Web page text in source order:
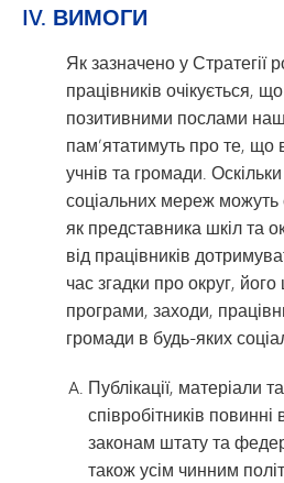
IV. ВИМОГИ
Як зазначено у Стратегії
працівників очікується,
позитивними послами
пам’ятатимуть про те, що
учнів та громади.
соціальних мереж
як представника шкіл та
від працівників
час згадки про округ,
програми, заходи,
громади в будь-яких
Публікації, матеріали
співробітників повинні
законам штату та
також усім чинним